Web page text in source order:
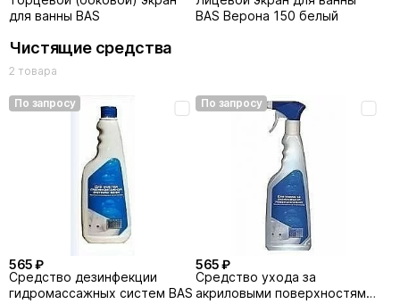
для ванны BAS
BAS Верона 150 белый
Чистящие средства
2 товара
По запросу
565 ₽
Средство дезинфекции
гидромассажных систем BAS
По запросу
565 ₽
Средство ухода за
акриловыми поверхностями